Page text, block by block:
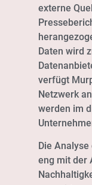
externe
Daten wird
verfügt
Netzwerk
werden im
Die
eng mit der